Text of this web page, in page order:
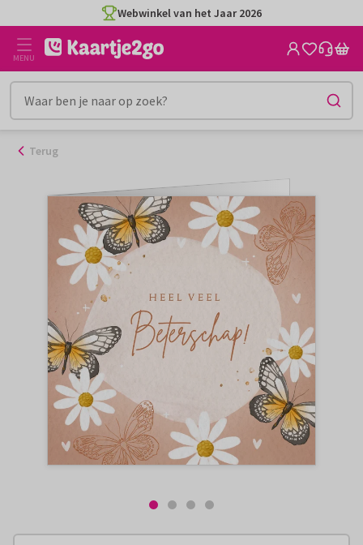
naar
inhoud
Webwinkel van het Jaar 2026
MENU
Terug